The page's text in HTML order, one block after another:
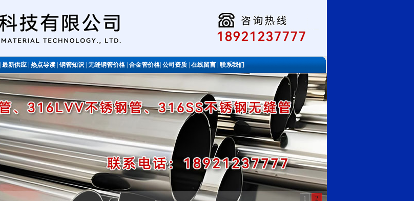
|最新供应|热点导读钢管知识无缝钢管价格合金管价格公司资质在线留言|联系我们
不锈钢管 1 2